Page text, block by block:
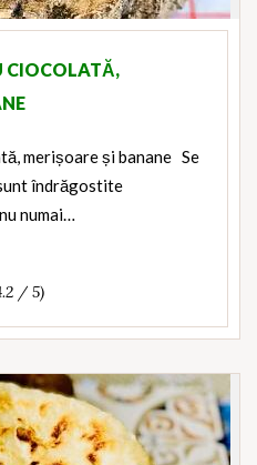
CIOCOLATĂ,
merișoare și banane Se
îndrăgostite
numai…
/ 5)